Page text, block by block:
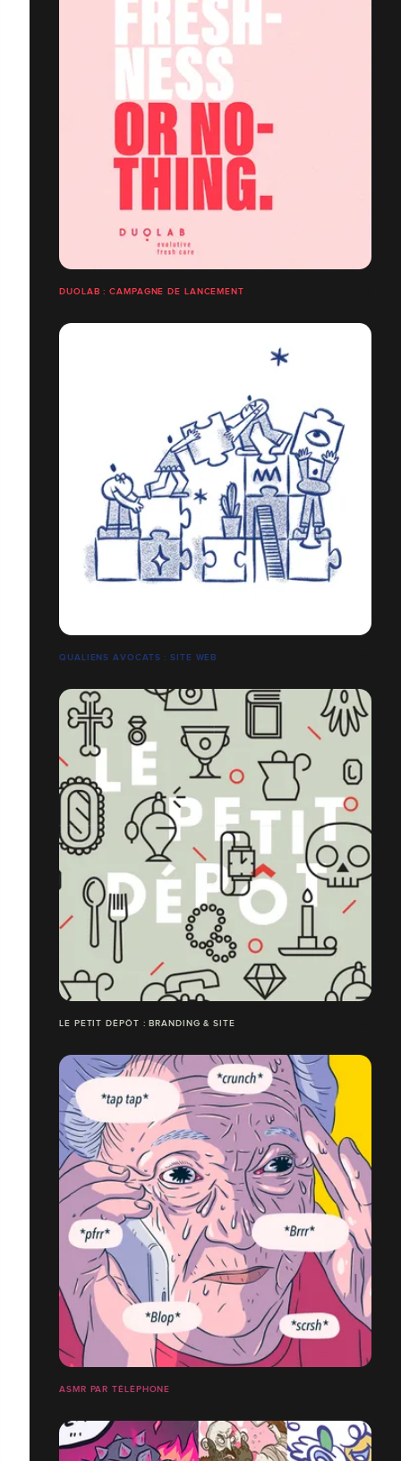
DUOLAB : CAMPAGNE DE LANCEMENT
QUALIENS AVOCATS : SITE WEB
LE PETIT DÉPÔT : BRANDING & SITE
ASMR PAR TÉLÉPHONE